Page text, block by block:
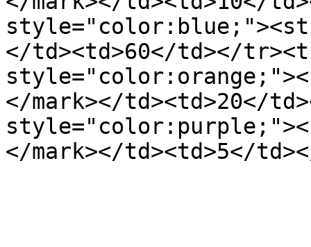
</td><td>60</td></
</mark></td><td>20</